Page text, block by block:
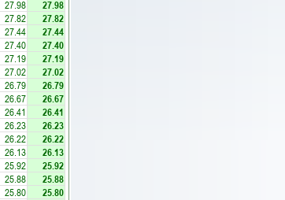
27.98 27.98
27.82 27.82
27.44 27.44
27.40 27.40
27.19 27.19
27.02 27.02
26.79 26.79
26.67 26.67
26.41 26.41
26.23 26.23
26.22 26.22
26.13 26.13
25.92 25.92
25.88 25.88
25.80 25.80